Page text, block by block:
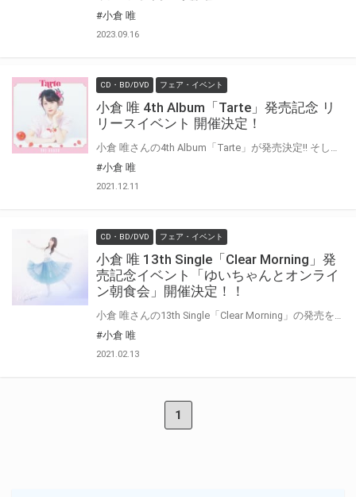
#小倉 唯
2023.09.16
CD・BD/DVD フェア・イベント
小倉 唯 4th Album「Tarte」発売記念 リ
リースイベント 開催決定！
#小倉 唯
2021.12.11
CD・BD/DVD フェア・イベント
小倉 唯 13th Single「Clear Morning」発
売記念イベント「ゆいちゃんとオンライ
ン朝食会」開催決定！！
#小倉 唯
2021.02.13
1